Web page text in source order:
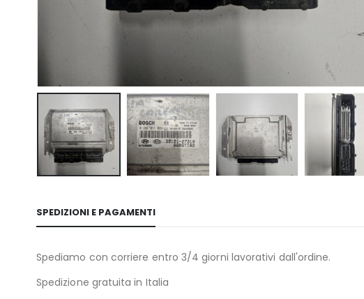
SPEDIZIONI E PAGAMENTI
Spediamo con corriere entro 3/4 giorni lavorativi dall'ordine.
Spedizione gratuita in Italia